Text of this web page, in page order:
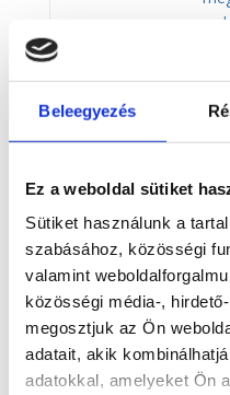
Beleegyezés
Ez a weboldal sütiket
Sütiket használunk a
szabásához, közösségi
valamint
közösségi média-,
megosztjuk az Ön
adatait, akik
adatokkal, amelyeket Ön
__Secure-
3PSIDCC
CONSENT
A